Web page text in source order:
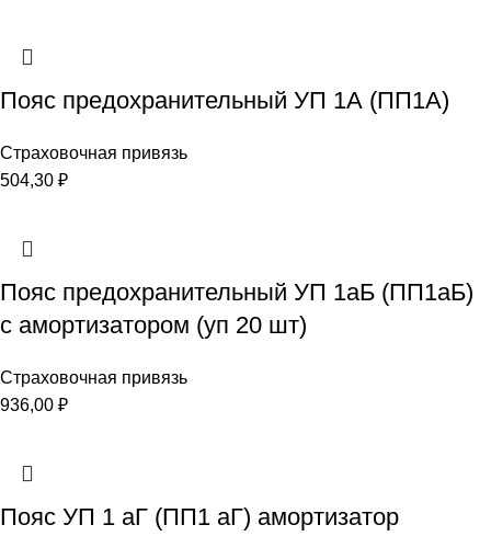
Пояс предохранительный УП 1А (ПП1А)
Страховочная привязь
504,30 ₽
Пояс предохранительный УП 1аБ (ПП1аБ)
с амортизатором (уп 20 шт)
Страховочная привязь
936,00 ₽
Пояс УП 1 аГ (ПП1 аГ) амортизатор